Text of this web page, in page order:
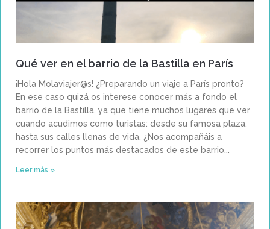
Qué ver en el barrio de la Bastilla en París
¡Hola Molaviajer@s! ¿Preparando un viaje a París pronto?
En ese caso quizá os interese conocer más a fondo el
barrio de la Bastilla, ya que tiene muchos lugares que ver
cuando acudimos como turistas: desde su famosa plaza,
hasta sus calles llenas de vida. ¿Nos acompañáis a
recorrer los puntos más destacados de este barrio
Leer más »